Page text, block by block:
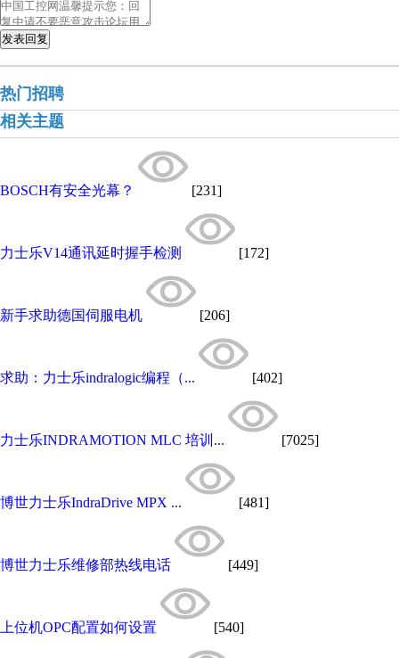
发表回复
热门招聘
相关主题
BOSCH有安全光幕？ [231]
力士乐V14通讯延时握手检测 [172]
新手求助德国伺服电机 [206]
求助：力士乐indralogic编程（... [402]
力士乐INDRAMOTION MLC 培训... [7025]
博世力士乐IndraDrive MPX ... [481]
博世力士乐维修部热线电话 [449]
上位机OPC配置如何设置 [540]